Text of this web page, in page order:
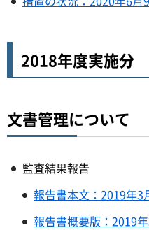
2018年度実施分
文書管理について
監査結果報告
報告書本文：2019年3
報告書概要版：2019